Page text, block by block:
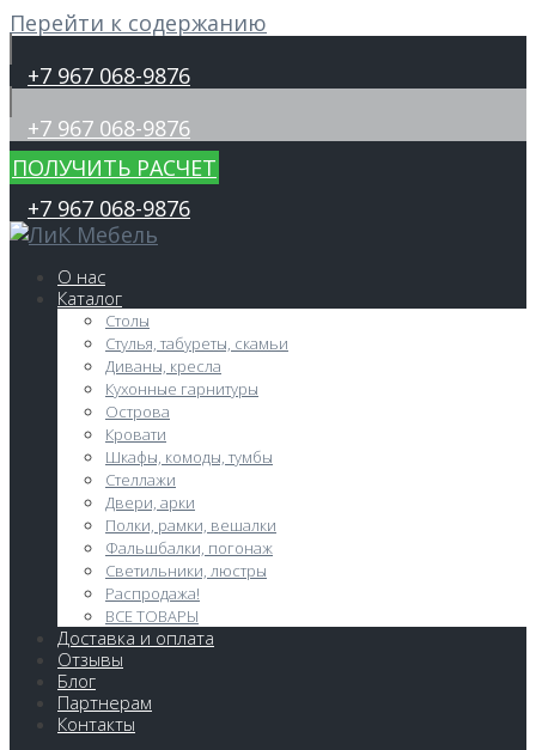
Перейти к содержанию
+7 967 068-9876
+7 967 068-9876
ПОЛУЧИТЬ РАСЧЕТ
+7 967 068-9876
О нас
Каталог
Столы
Стулья, табуреты, скамьи
Диваны, кресла
Кухонные гарнитуры
Острова
Кровати
Шкафы, комоды, тумбы
Стеллажи
Двери, арки
Полки, рамки, вешалки
Фальшбалки, погонаж
Светильники, люстры
Распродажа!
ВСЕ ТОВАРЫ
Доставка и оплата
Отзывы
Блог
Партнерам
Контакты